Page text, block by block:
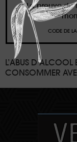
La preuve de
CODE DE
L’ABUS D’ALCOOL
CONSOMMER